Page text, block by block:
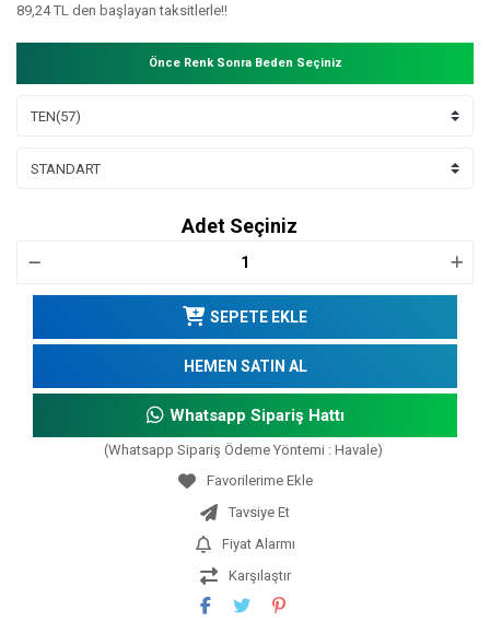
89,24 TL den başlayan taksitlerle!!
Önce Renk Sonra Beden Seçiniz
Adet Seçiniz
SEPETE EKLE
HEMEN SATIN AL
Whatsapp Sipariş Hattı
(Whatsapp Sipariş Ödeme Yöntemi : Havale)
Tavsiye Et
Fiyat Alarmı
Karşılaştır